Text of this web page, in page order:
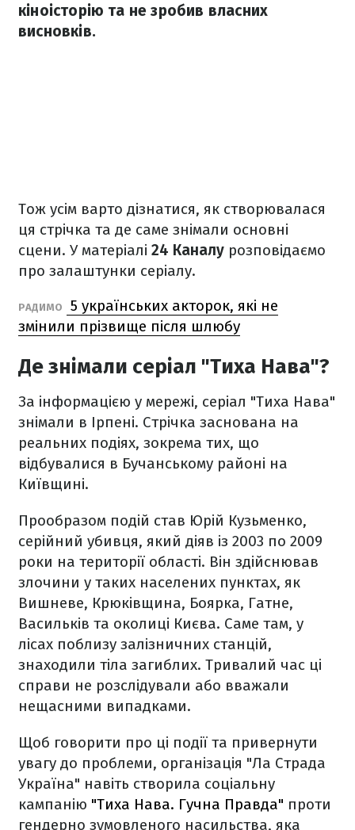
кіноісторію та не зробив власних
висновків.
Тож усім варто дізнатися, як створювалася
ця стрічка та де саме знімали основні
сцени. У матеріалі 24 Каналу розповідаємо
про залаштунки серіалу.
РАДИМО
5 українських акторок, які не
змінили прізвище після шлюбу
Де знімали серіал "Тиха Нава"?
За інформацією у мережі, серіал "Тиха Нава"
знімали в Ірпені. Стрічка заснована на
реальних подіях, зокрема тих, що
відбувалися в Бучанському районі на
Київщині.
Прообразом подій став Юрій Кузьменко,
серійний убивця, який діяв із 2003 по 2009
роки на території області. Він здійснював
злочини у таких населених пунктах, як
Вишневе, Крюківщина, Боярка, Гатне,
Васильків та околиці Києва. Саме там, у
лісах поблизу залізничних станцій,
знаходили тіла загиблих. Тривалий час ці
справи не розслідували або вважали
нещасними випадками.
Щоб говорити про ці події та привернути
увагу до проблеми, організація "Ла Страда
Україна" навіть створила соціальну
кампанію "Тиха Нава. Гучна Правда" проти
гендерно зумовленого насильства, яка